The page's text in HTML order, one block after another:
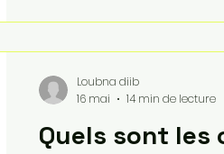
performance est vaine si
logiciel de conception
360 sont erronées.
Quels sont les
Loubna diib
16 mai
14 min de lecture